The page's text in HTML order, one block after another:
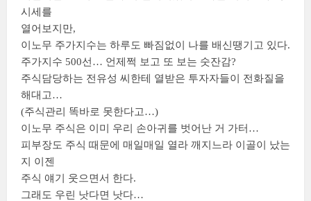
시세를
열어보지만,
이노무 주가지수는 하루도 빠짐없이 나를 배신땡기고 있다.
주가지수 500선… 언제쩍 보고 또 보는 숫잔감?
주식담당하는 전유성 씨한테 열받은 투자자들이 전화질을
해대고…
(주식관리 똑바로 못한다고…)
이노무 주식은 이미 우리 손아귀를 벗어난 거 가터…
피부장도 주식 때문에 매일매일 열라 깨지느라 이골이 났는
지 이젠
주식 얘기 웃으면서 한다.
그래도 우린 낫다면 낫다…